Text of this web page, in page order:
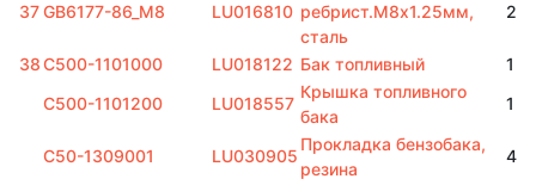
37GB6177-86_M8 LU016810 ребрист.M8х1.25мм,
сталь
2
38C500-1101000 LU018122 Бак топливный
1
C500-1101200
LU018557
Крышка топливного
бака
1
C50-1309001 LU030905
Прокладка бензобака,
резина
4